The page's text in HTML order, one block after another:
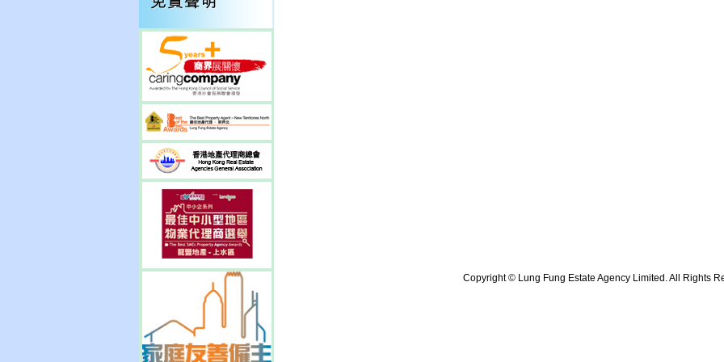
Copyright © Lung Fung Estate Agency Limited. All Rights